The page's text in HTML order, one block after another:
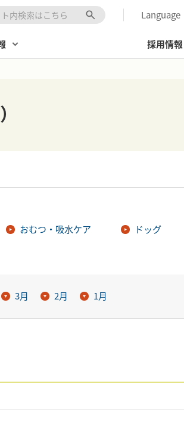
採用情報
ワード入力 Language
おむつ・吸水ケア ドッグ
3月 2月 1月